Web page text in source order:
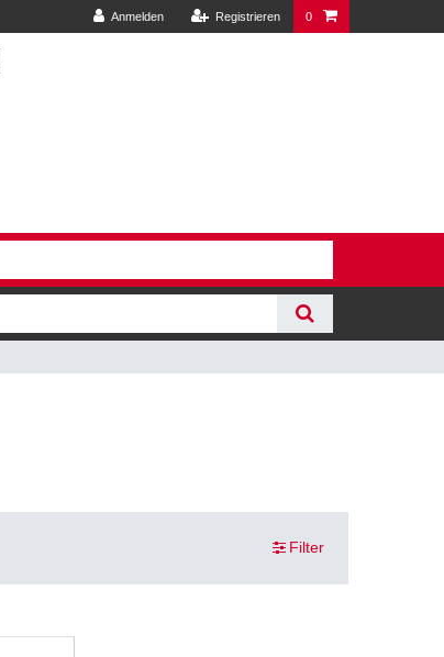
Anmelden Registrieren 0
Filter